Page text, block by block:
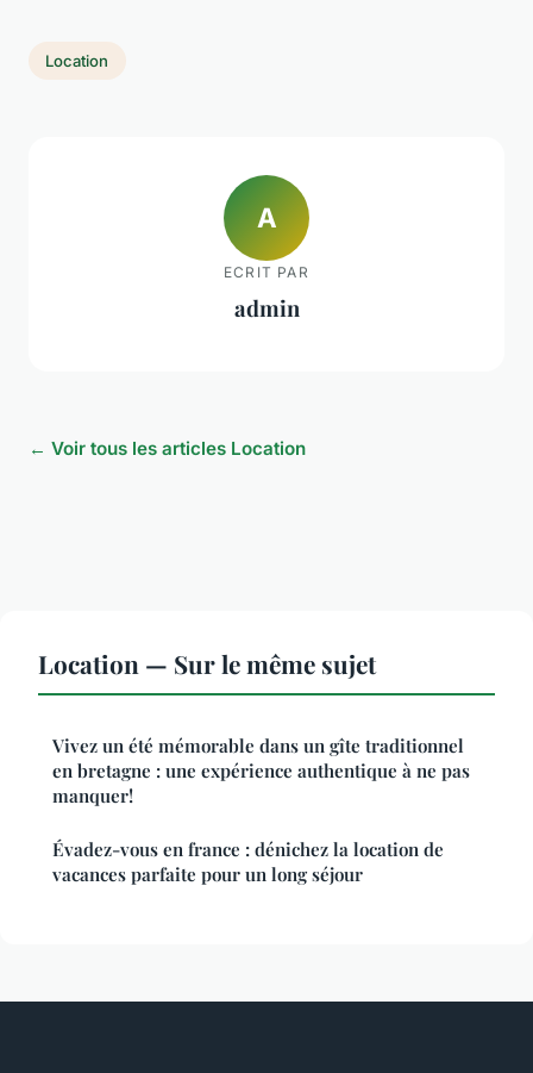
Location
A
ECRIT PAR
admin
← Voir tous les articles Location
Location — Sur le même sujet
Vivez un été mémorable dans un gîte traditionnel
en bretagne : une expérience authentique à ne pas
manquer!
Évadez-vous en france : dénichez la location de
vacances parfaite pour un long séjour